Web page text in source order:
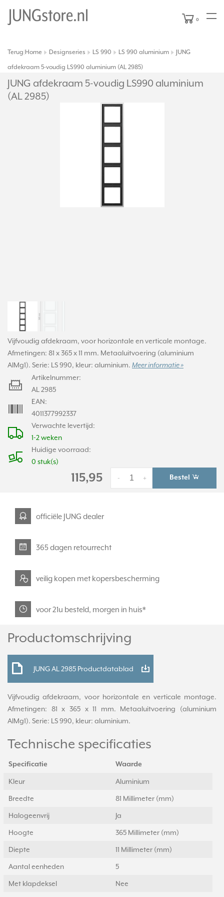
0
Terug Home Designseries LS 990 LS 990 aluminium JUNG
afdekraam 5-voudig LS990 aluminium (AL 2985)
JUNG afdekraam 5-voudig LS990 aluminium
(AL 2985)
Vijfvoudig afdekraam, voor horizontale en verticale montage.
Afmetingen: 81 x 365 x 11 mm. Metaaluitvoering (aluminium
AlMg1). Serie: LS 990, kleur: aluminium. Meer informatie »
Verwachte levertijd:
1-2 weken
Huidige voorraad:
0 stuk(s)
Artikelnummer:
AL 2985
EAN:
4011377992337
115,95 +
- Bestel
officiële JUNG dealer
365 dagen retourrecht
veilig kopen met kopersbescherming
voor 21u besteld, morgen in huis*
Productomschrijving
JUNG AL 2985 Productdatablad
Vijfvoudig afdekraam, voor horizontale en verticale montage.
Afmetingen: 81 x 365 x 11 mm. Metaaluitvoering (aluminium
AlMg1). Serie: LS 990, kleur: aluminium.
Technische specificaties
Specificatie Waarde
Kleur Aluminium
Breedte 81 Millimeter (mm)
Halogeenvrij Ja
Hoogte 365 Millimeter (mm)
Diepte 11 Millimeter (mm)
Aantal eenheden 5
Met klapdeksel Nee